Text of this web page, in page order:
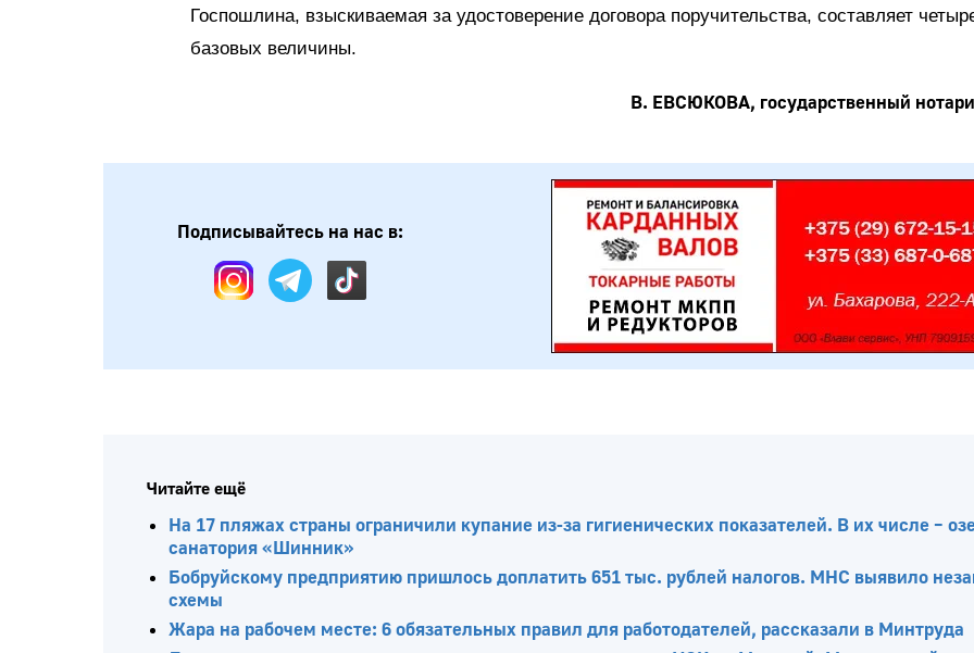
Госпошлина, взыскиваемая за удостоверение договора поручительства, составляет
базовых величины.
В. ЕВСЮКОВА, государственный
Подписывайтесь на нас в:
Читайте ещё
На 17 пляжах страны ограничили купание из-за гигиенических показателей. В их числе –
санатория «Шинник»
Бобруйскому предприятию пришлось доплатить 651 тыс. рублей налогов. МНС выявило
схемы
Жара на рабочем месте: 6 обязательных правил для работодателей, рассказали в Минтруда